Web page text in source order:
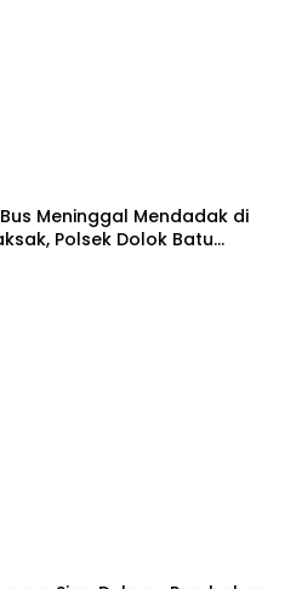
Meninggal Mendadak di
Polsek Dolok Batu
Cepat Olah TKP